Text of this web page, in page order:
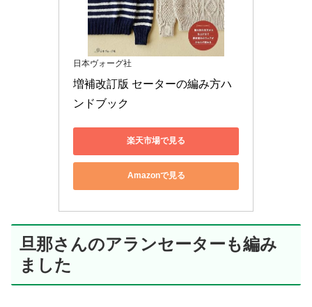
日本ヴォーグ社
増補改訂版 セーターの編み方ハ
ンドブック
楽天市場で見る
Amazonで見る
旦那さんのアランセーターも編み
ました